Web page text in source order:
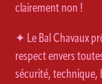
clairement non !
✦ Le Bal Chavaux
respect envers
sécurité, technique,